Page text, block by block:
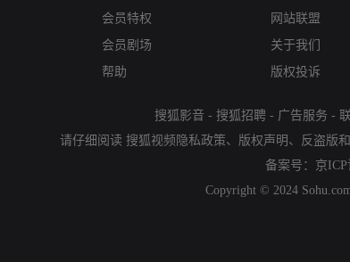
会员特权
会员剧场
帮助
网站联盟
关于我们
版权投诉
搜狐影音 - 搜狐招聘 - 广告服务 -
请仔细阅读 搜狐视频隐私政策、 版权声明 、 反盗版
备案号： 京ICP
Copyright © 2024